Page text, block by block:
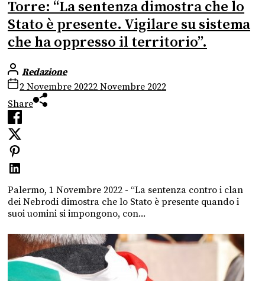
Torre: “La sentenza dimostra che lo
Stato è presente. Vigilare su sistema
che ha oppresso il territorio”.
Redazione
2 Novembre 20222 Novembre 2022
Share
Palermo, 1 Novembre 2022 - “La sentenza contro i clan
dei Nebrodi dimostra che lo Stato è presente quando i
suoi uomini si impongono, con...